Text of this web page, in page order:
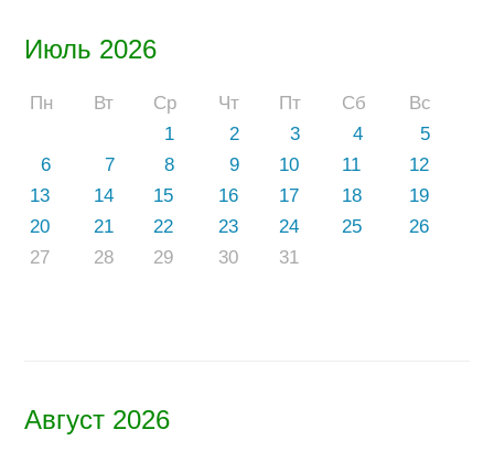
Июль 2026
Пн Вт Ср Чт Пт Сб
Вс
1
2 3 4
5
6
7 8 9 10 11
12
13
14 15 16 17 18
19
20
21 22 23 24 25
26
27
28 29 30 31
Август 2026